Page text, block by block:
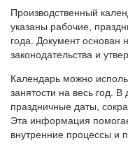
Производственный
указаны рабочие,
года. Документ основан
законодательства и
Календарь можно
занятости на весь год.
праздничные даты,
Эта информация
внутренние процессы и